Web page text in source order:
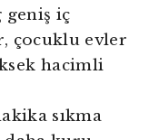
geniş iç
çocuklu evler
hacimli
sıkma